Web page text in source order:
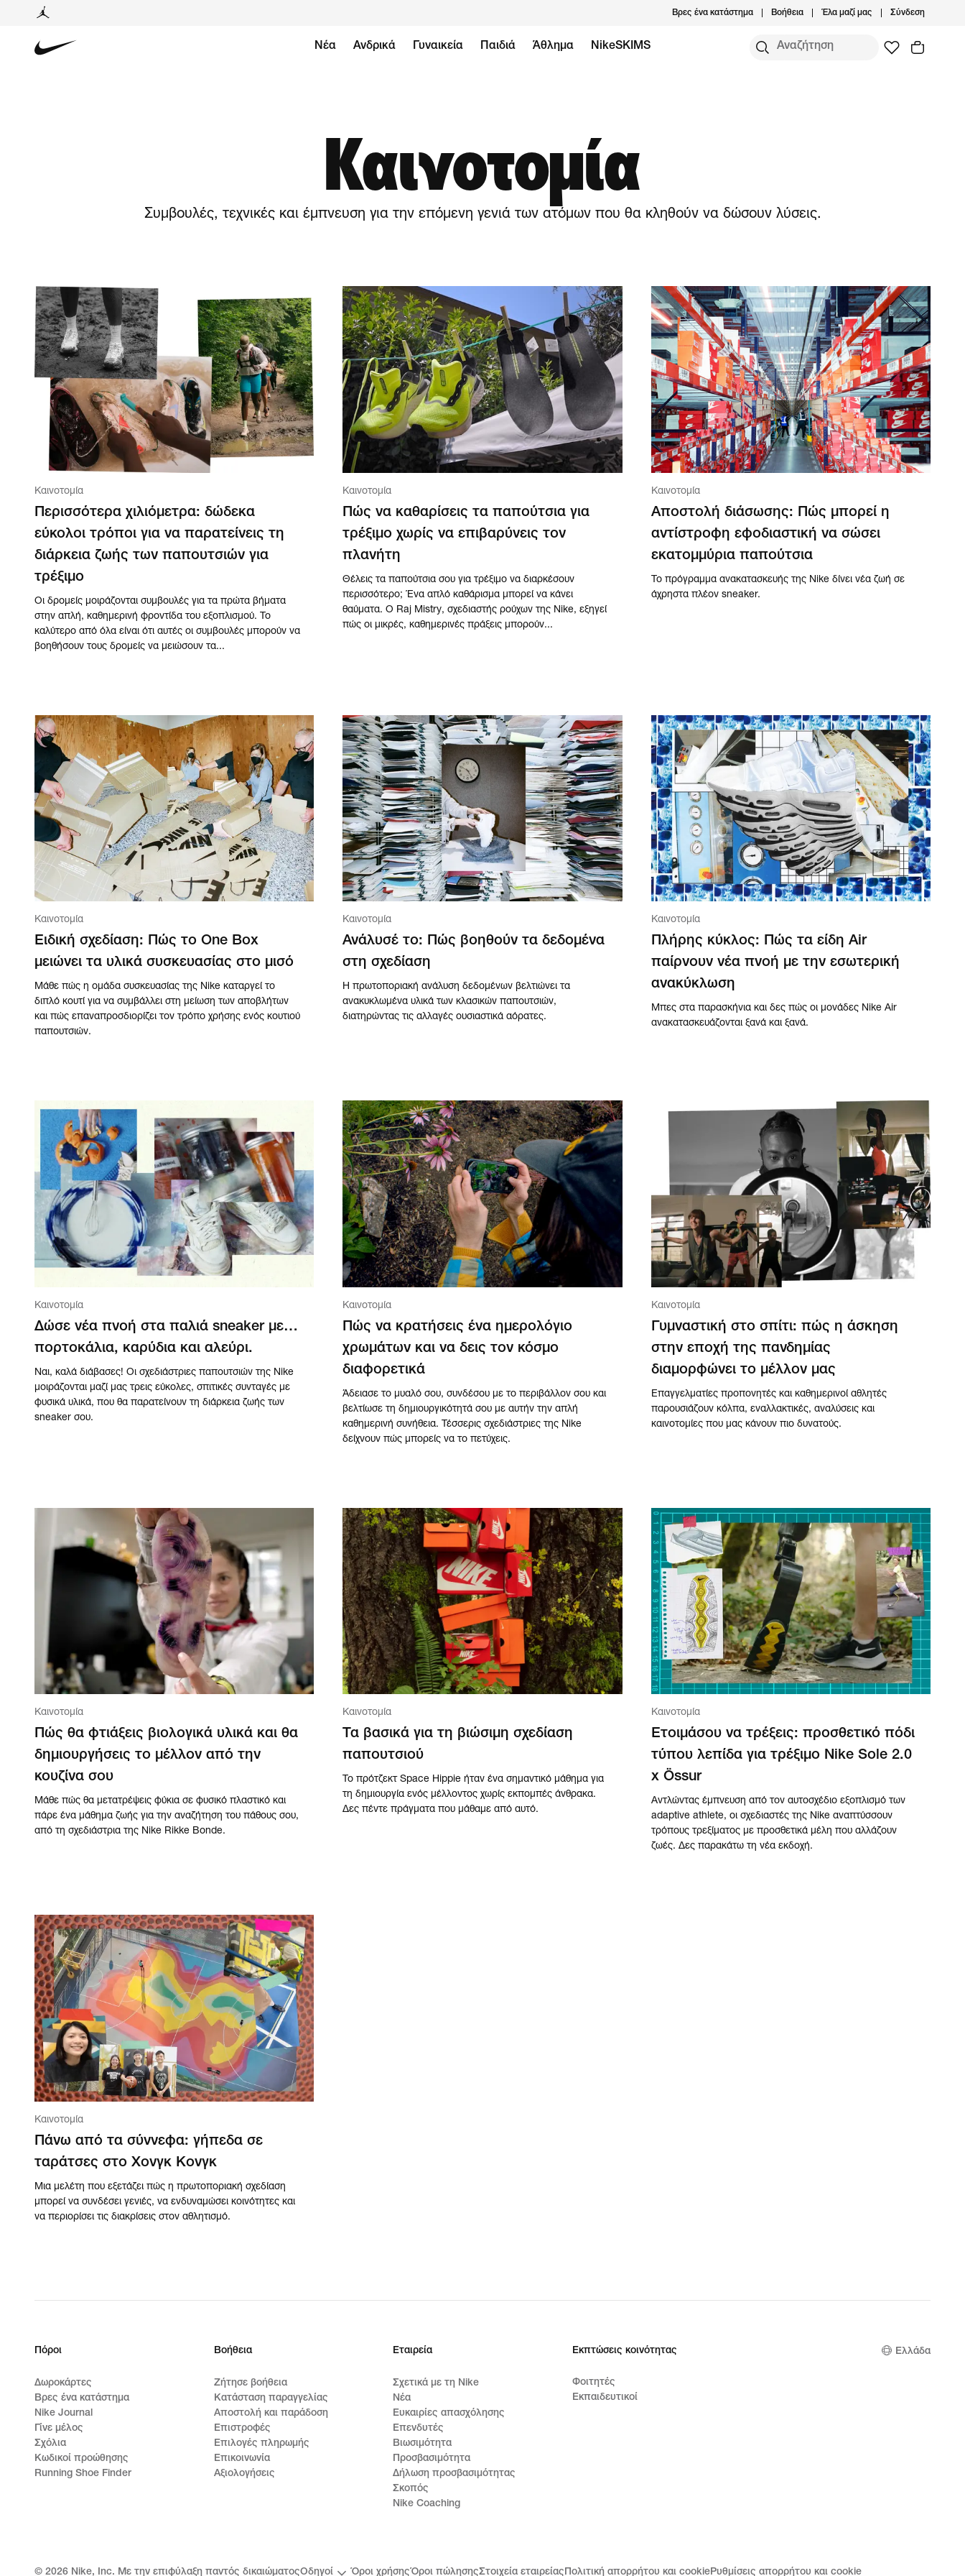
Βρες ένα κατάστημα Βοήθεια Έλα μαζί μας Σύνδεση
Νέα Ανδρικά Γυναικεία Παιδιά Άθλημα NikeSKIMS
Καινοτομία
Συμβουλές, τεχνικές και έμπνευση για την επόμενη γενιά των ατόμων που θα κληθούν να δώσουν λύσεις.
Καινοτομία
Περισσότερα χιλιόμετρα: δώδεκα
εύκολοι τρόποι για να παρατείνεις τη
διάρκεια ζωής των παπουτσιών για
τρέξιμο
Οι δρομείς μοιράζονται συμβουλές για τα πρώτα βήματα
στην απλή, καθημερινή φροντίδα του εξοπλισμού. Το
καλύτερο από όλα είναι ότι αυτές οι συμβουλές μπορούν να
βοηθήσουν τους δρομείς να μειώσουν τα...
Καινοτομία
Πώς να καθαρίσεις τα παπούτσια για
τρέξιμο χωρίς να επιβαρύνεις τον
πλανήτη
Θέλεις τα παπούτσια σου για τρέξιμο να διαρκέσουν
περισσότερο; Ένα απλό καθάρισμα μπορεί να κάνει
θαύματα. Ο Raj Mistry, σχεδιαστής ρούχων της Nike, εξηγεί
πώς οι μικρές, καθημερινές πράξεις μπορούν...
Καινοτομία
Αποστολή διάσωσης: Πώς μπορεί η
αντίστροφη εφοδιαστική να σώσει
εκατομμύρια παπούτσια
Το πρόγραμμα ανακατασκευής της Nike δίνει νέα ζωή σε
άχρηστα πλέον sneaker.
Καινοτομία
Ειδική σχεδίαση: Πώς το One Box
μειώνει τα υλικά συσκευασίας στο μισό
Μάθε πώς η ομάδα συσκευασίας της Nike καταργεί το
διπλό κουτί για να συμβάλλει στη μείωση των αποβλήτων
και πώς επαναπροσδιορίζει τον τρόπο χρήσης ενός κουτιού
παπουτσιών.
Καινοτομία
Ανάλυσέ το: Πώς βοηθούν τα δεδομένα
στη σχεδίαση
Η πρωτοποριακή ανάλυση δεδομένων βελτιώνει τα
ανακυκλωμένα υλικά των κλασικών παπουτσιών,
διατηρώντας τις αλλαγές ουσιαστικά αόρατες.
Καινοτομία
Πλήρης κύκλος: Πώς τα είδη Air
παίρνουν νέα πνοή με την εσωτερική
ανακύκλωση
Μπες στα παρασκήνια και δες πώς οι μονάδες Nike Air
ανακατασκευάζονται ξανά και ξανά.
Καινοτομία
Δώσε νέα πνοή στα παλιά sneaker με…
πορτοκάλια, καρύδια και αλεύρι.
Ναι, καλά διάβασες! Οι σχεδιάστριες παπουτσιών της Nike
μοιράζονται μαζί μας τρεις εύκολες, σπιτικές συνταγές με
φυσικά υλικά, που θα παρατείνουν τη διάρκεια ζωής των
sneaker σου.
Καινοτομία
Πώς να κρατήσεις ένα ημερολόγιο
χρωμάτων και να δεις τον κόσμο
διαφορετικά
Άδειασε το μυαλό σου, συνδέσου με το περιβάλλον σου και
βελτίωσε τη δημιουργικότητά σου με αυτήν την απλή
καθημερινή συνήθεια. Τέσσερις σχεδιάστριες της Nike
δείχνουν πώς μπορείς να το πετύχεις.
Καινοτομία
Γυμναστική στο σπίτι: πώς η άσκηση
στην εποχή της πανδημίας
διαμορφώνει το μέλλον μας
Επαγγελματίες προπονητές και καθημερινοί αθλητές
παρουσιάζουν κόλπα, εναλλακτικές, αναλύσεις και
καινοτομίες που μας κάνουν πιο δυνατούς.
Καινοτομία
Πώς θα φτιάξεις βιολογικά υλικά και θα
δημιουργήσεις το μέλλον από την
κουζίνα σου
Μάθε πώς θα μετατρέψεις φύκια σε φυσικό πλαστικό και
πάρε ένα μάθημα ζωής για την αναζήτηση του πάθους σου,
από τη σχεδιάστρια της Nike Rikke Bonde.
Καινοτομία
Τα βασικά για τη βιώσιμη σχεδίαση
παπουτσιού
Το πρότζεκτ Space Hippie ήταν ένα σημαντικό μάθημα για
τη δημιουργία ενός μέλλοντος χωρίς εκπομπές άνθρακα.
Δες πέντε πράγματα που μάθαμε από αυτό.
Καινοτομία
Ετοιμάσου να τρέξεις: προσθετικό πόδι
τύπου λεπίδα για τρέξιμο Nike Sole 2.0
x Össur
Αντλώντας έμπνευση από τον αυτοσχέδιο εξοπλισμό των
adaptive athlete, οι σχεδιαστές της Nike αναπτύσσουν
τρόπους τρεξίματος με προσθετικά μέλη που αλλάζουν
ζωές. Δες παρακάτω τη νέα εκδοχή.
Καινοτομία
Πάνω από τα σύννεφα: γήπεδα σε
ταράτσες στο Χονγκ Κονγκ
Μια μελέτη που εξετάζει πώς η πρωτοποριακή σχεδίαση
μπορεί να συνδέσει γενιές, να ενδυναμώσει κοινότητες και
να περιορίσει τις διακρίσεις στον αθλητισμό.
Πόροι
Δωροκάρτες
Βρες ένα κατάστημα
Nike Journal
Γίνε μέλος
Σχόλια
Κωδικοί προώθησης
Running Shoe Finder
Βοήθεια
Ζήτησε βοήθεια
Κατάσταση παραγγελίας
Αποστολή και παράδοση
Επιστροφές
Επιλογές πληρωμής
Επικοινωνία
Αξιολογήσεις
Εταιρεία
Σχετικά με τη Nike
Νέα
Ευκαιρίες απασχόλησης
Επενδυτές
Βιωσιμότητα
Προσβασιμότητα
Δήλωση προσβασιμότητας
Σκοπός
Nike Coaching
Εκπτώσεις κοινότητας
Φοιτητές
Εκπαιδευτικοί
Ελλάδα
© 2026 Nike, Inc. Με την επιφύλαξη παντός δικαιώματοςΟδηγοί Όροι χρήσης Όροι πώλησηςΣτοιχεία εταιρείαςΠολιτική απορρήτου και cookieΡυθμίσεις απορρήτου και cookie